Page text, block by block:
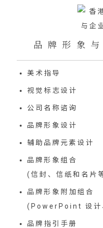
品 牌 形 象
美术指导
视觉标志设计
公司名称谘询
品牌形象设计
辅助品牌元素设计
品牌形象组合
(信封、信纸和名片
品牌形象附加组合
(PowerPoint 设计
品牌指引手册